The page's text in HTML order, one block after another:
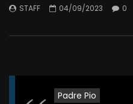
STAFF 04/09/2023 0
Padre Pio